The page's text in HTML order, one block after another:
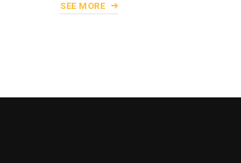
SEE MORE